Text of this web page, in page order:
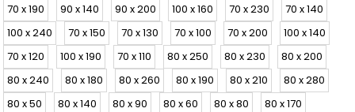
70 x 190
90 x 140 90 x 200 100 x 160 70 x 230
70 x 140
100 x 240
70 x 150 70 x 130 70 x 100 70 x 200
100 x 140
70 x 120
100 x 190 70 x 110 80 x 250 80 x 230
80 x 200
80 x 240
80 x 180 80 x 260 80 x 190 80 x 210
80 x 280
80 x 50
80 x 140 80 x 90 80 x 60 80 x 80
80 x 170